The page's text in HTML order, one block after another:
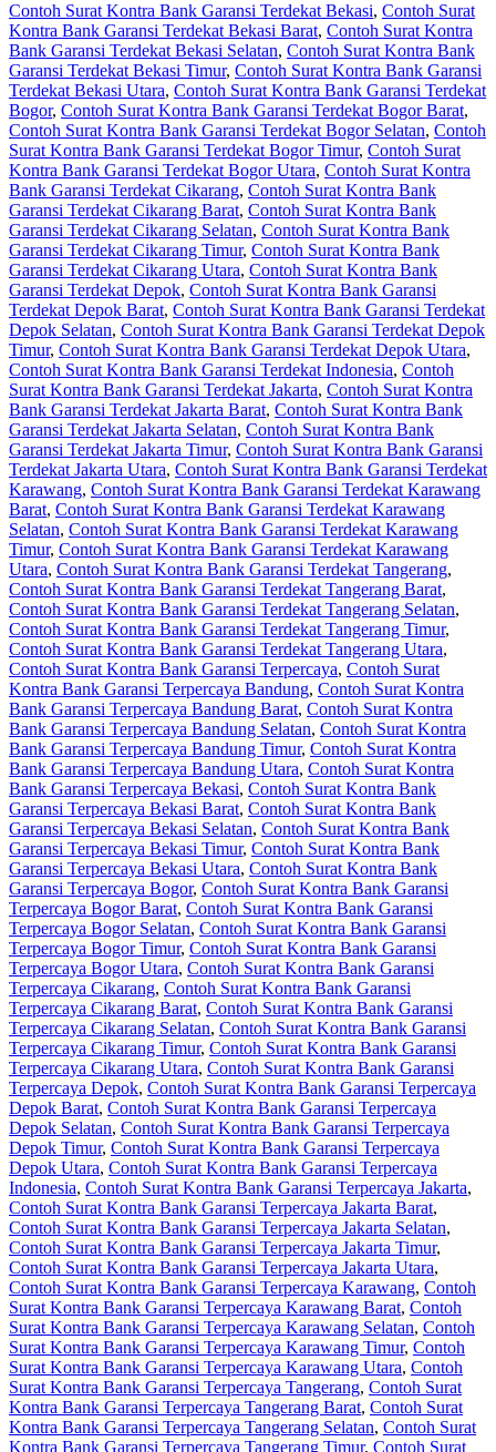
Contoh Surat Kontra Bank Garansi Terdekat Bekasi, Contoh Surat
Kontra Bank Garansi Terdekat Bekasi Barat, Contoh Surat Kontra
Bank Garansi Terdekat Bekasi Selatan, Contoh Surat Kontra Bank
Garansi Terdekat Bekasi Timur, Contoh Surat Kontra Bank Garansi
Terdekat Bekasi Utara, Contoh Surat Kontra Bank Garansi Terdekat
Bogor, Contoh Surat Kontra Bank Garansi Terdekat Bogor Barat,
Contoh Surat Kontra Bank Garansi Terdekat Bogor Selatan, Contoh
Surat Kontra Bank Garansi Terdekat Bogor Timur, Contoh Surat
Kontra Bank Garansi Terdekat Bogor Utara, Contoh Surat Kontra
Bank Garansi Terdekat Cikarang, Contoh Surat Kontra Bank
Garansi Terdekat Cikarang Barat, Contoh Surat Kontra Bank
Garansi Terdekat Cikarang Selatan, Contoh Surat Kontra Bank
Garansi Terdekat Cikarang Timur, Contoh Surat Kontra Bank
Garansi Terdekat Cikarang Utara, Contoh Surat Kontra Bank
Garansi Terdekat Depok, Contoh Surat Kontra Bank Garansi
Terdekat Depok Barat, Contoh Surat Kontra Bank Garansi Terdekat
Depok Selatan, Contoh Surat Kontra Bank Garansi Terdekat Depok
Timur, Contoh Surat Kontra Bank Garansi Terdekat Depok Utara,
Contoh Surat Kontra Bank Garansi Terdekat Indonesia, Contoh
Surat Kontra Bank Garansi Terdekat Jakarta, Contoh Surat Kontra
Bank Garansi Terdekat Jakarta Barat, Contoh Surat Kontra Bank
Garansi Terdekat Jakarta Selatan, Contoh Surat Kontra Bank
Garansi Terdekat Jakarta Timur, Contoh Surat Kontra Bank Garansi
Terdekat Jakarta Utara, Contoh Surat Kontra Bank Garansi Terdekat
Karawang, Contoh Surat Kontra Bank Garansi Terdekat Karawang
Barat, Contoh Surat Kontra Bank Garansi Terdekat Karawang
Selatan, Contoh Surat Kontra Bank Garansi Terdekat Karawang
Timur, Contoh Surat Kontra Bank Garansi Terdekat Karawang
Utara, Contoh Surat Kontra Bank Garansi Terdekat Tangerang,
Contoh Surat Kontra Bank Garansi Terdekat Tangerang Barat,
Contoh Surat Kontra Bank Garansi Terdekat Tangerang Selatan,
Contoh Surat Kontra Bank Garansi Terdekat Tangerang Timur,
Contoh Surat Kontra Bank Garansi Terdekat Tangerang Utara,
Contoh Surat Kontra Bank Garansi Terpercaya, Contoh Surat
Kontra Bank Garansi Terpercaya Bandung, Contoh Surat Kontra
Bank Garansi Terpercaya Bandung Barat, Contoh Surat Kontra
Bank Garansi Terpercaya Bandung Selatan, Contoh Surat Kontra
Bank Garansi Terpercaya Bandung Timur, Contoh Surat Kontra
Bank Garansi Terpercaya Bandung Utara, Contoh Surat Kontra
Bank Garansi Terpercaya Bekasi, Contoh Surat Kontra Bank
Garansi Terpercaya Bekasi Barat, Contoh Surat Kontra Bank
Garansi Terpercaya Bekasi Selatan, Contoh Surat Kontra Bank
Garansi Terpercaya Bekasi Timur, Contoh Surat Kontra Bank
Garansi Terpercaya Bekasi Utara, Contoh Surat Kontra Bank
Garansi Terpercaya Bogor, Contoh Surat Kontra Bank Garansi
Terpercaya Bogor Barat, Contoh Surat Kontra Bank Garansi
Terpercaya Bogor Selatan, Contoh Surat Kontra Bank Garansi
Terpercaya Bogor Timur, Contoh Surat Kontra Bank Garansi
Terpercaya Bogor Utara, Contoh Surat Kontra Bank Garansi
Terpercaya Cikarang, Contoh Surat Kontra Bank Garansi
Terpercaya Cikarang Barat, Contoh Surat Kontra Bank Garansi
Terpercaya Cikarang Selatan, Contoh Surat Kontra Bank Garansi
Terpercaya Cikarang Timur, Contoh Surat Kontra Bank Garansi
Terpercaya Cikarang Utara, Contoh Surat Kontra Bank Garansi
Terpercaya Depok, Contoh Surat Kontra Bank Garansi Terpercaya
Depok Barat, Contoh Surat Kontra Bank Garansi Terpercaya
Depok Selatan, Contoh Surat Kontra Bank Garansi Terpercaya
Depok Timur, Contoh Surat Kontra Bank Garansi Terpercaya
Depok Utara, Contoh Surat Kontra Bank Garansi Terpercaya
Indonesia, Contoh Surat Kontra Bank Garansi Terpercaya Jakarta,
Contoh Surat Kontra Bank Garansi Terpercaya Jakarta Barat,
Contoh Surat Kontra Bank Garansi Terpercaya Jakarta Selatan,
Contoh Surat Kontra Bank Garansi Terpercaya Jakarta Timur,
Contoh Surat Kontra Bank Garansi Terpercaya Jakarta Utara,
Contoh Surat Kontra Bank Garansi Terpercaya Karawang, Contoh
Surat Kontra Bank Garansi Terpercaya Karawang Barat, Contoh
Surat Kontra Bank Garansi Terpercaya Karawang Selatan, Contoh
Surat Kontra Bank Garansi Terpercaya Karawang Timur, Contoh
Surat Kontra Bank Garansi Terpercaya Karawang Utara, Contoh
Surat Kontra Bank Garansi Terpercaya Tangerang, Contoh Surat
Kontra Bank Garansi Terpercaya Tangerang Barat, Contoh Surat
Kontra Bank Garansi Terpercaya Tangerang Selatan, Contoh Surat
Kontra Bank Garansi Terpercaya Tangerang Timur, Contoh Surat